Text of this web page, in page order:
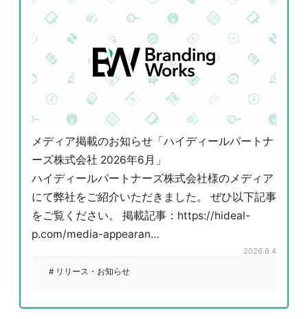
メディア掲載のお知らせ「ハイディールパートナ
ーズ株式会社 2026年6月」
ハイディールパートナーズ株式会社様のメディア
にて弊社をご紹介いただきました。 ぜひ以下記事
をご覧ください。 掲載記事：https://hideal-
p.com/media-appearan…
2026.6.4
# リリース・お知らせ